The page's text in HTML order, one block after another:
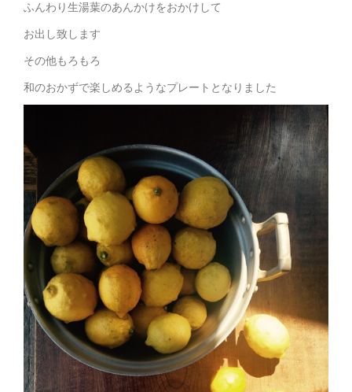
ふんわり生湯葉のあんかけをおかけして
お出し致します
その他もろもろ
和のおかずで楽しめるようなプレートとなりました